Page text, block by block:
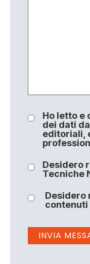
Ho letto e
dei dati
editoriali,
Desidero
Tecniche
Desidero
contenuti